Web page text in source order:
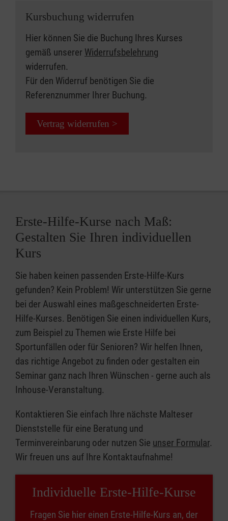
Kursbuchung widerrufen
Hier können Sie die Buchung Ihres Kurses
gemäß unserer Widerrufsbelehrung
widerrufen.
Für den Widerruf benötigen Sie die
Referenznummer Ihrer Buchung.
Vertrag widerrufen >
Erste-Hilfe-Kurse nach Maß:
Gestalten Sie Ihren individuellen
Kurs
Sie haben keinen passenden Erste-Hilfe-Kurs
gefunden? Kein Problem! Wir unterstützen Sie gerne
bei der Auswahl eines maßgeschneiderten Erste-
Hilfe-Kurses. Benötigen Sie einen individuellen Kurs,
zum Beispiel zu Themen wie Erste Hilfe bei
Sportunfällen oder für Senioren? Wir helfen Ihnen,
das richtige Angebot zu finden oder gestalten ein
Seminar ganz nach Ihren Wünschen - gerne auch als
Inhouse-Veranstaltung.
Kontaktieren Sie einfach Ihre nächste Malteser
Dienststelle für eine Beratung und
Terminvereinbarung oder nutzen Sie unser Formular.
Wir freuen uns auf Ihre Kontaktaufnahme!
Individuelle Erste-Hilfe-Kurse
Fragen Sie hier einen Erste-Hilfe-Kurs an, der